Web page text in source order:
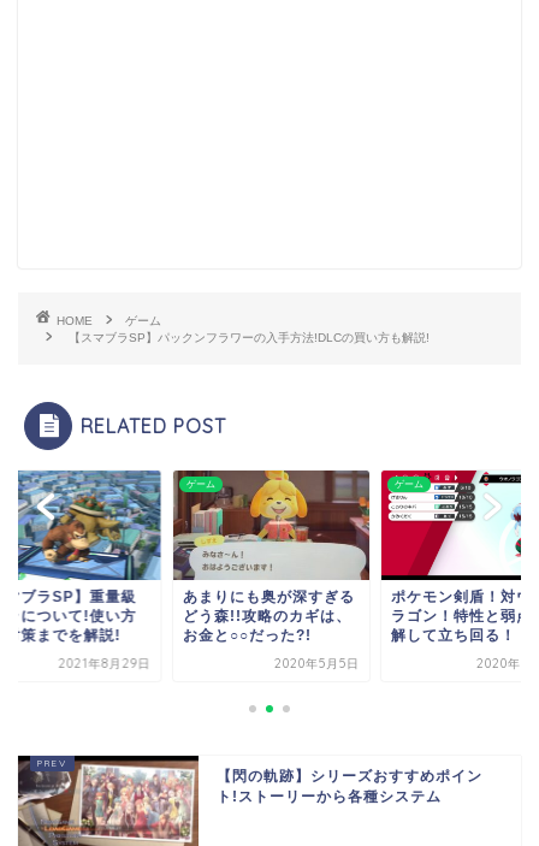
HOME
ゲーム
【スマブラSP】パックンフラワーの入手方法!DLCの買い方も解説!
RELATED POST
マブラSP】重量級
ラについて!使い方
対策までを解説!
2021年8月29日
ゲーム
あまりにも奥が深すぎる
どう森!!攻略のカギは、
お金と○○だった?!
2020年5月5日
ゲーム
ポケモン剣盾！対ウ
ラゴン！特性と弱点
解して立ち回る！
2020年5
【閃の軌跡】シリーズおすすめポイン
ト!ストーリーから各種システム